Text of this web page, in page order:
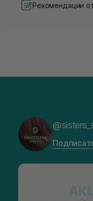
Рекомендации